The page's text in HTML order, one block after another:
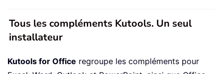
Tous les compléments Kutools. Un seul
installateur
Kutools for Office regroupe les compléments pour